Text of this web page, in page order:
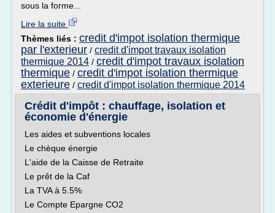
sous la forme...
Lire la suite
Thèmes liés : credit d'impot isolation thermique
par l'exterieur / credit d'impot travaux isolation
thermique 2014 / credit d'impot travaux isolation
thermique / credit d'impot isolation thermique
exterieure / credit d'impot isolation thermique 2014
Crédit d'impôt : chauffage, isolation et
économie d'énergie
Les aides et subventions locales
Le chèque énergie
L'aide de la Caisse de Retraite
Le prêt de la Caf
La TVA à 5.5%
Le Compte Epargne CO2